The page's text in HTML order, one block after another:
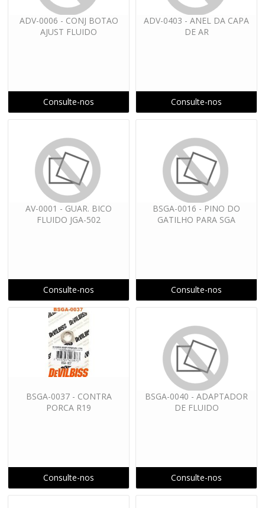
ADV-0006 - CONJ BOTAO
AJUST FLUIDO
Consulte-nos
ADV-0403 - ANEL DA CAPA
DE AR
Consulte-nos
AV-0001 - GUAR. BICO
FLUIDO JGA-502
Consulte-nos
BSGA-0016 - PINO DO
GATILHO PARA SGA
Consulte-nos
BSGA-0037 - CONTRA
PORCA R19
Consulte-nos
BSGA-0040 - ADAPTADOR
DE FLUIDO
Consulte-nos